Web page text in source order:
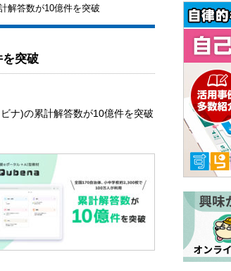
解答数が10億件を突破
突破
ナ)の累計解答数が10億件を突破